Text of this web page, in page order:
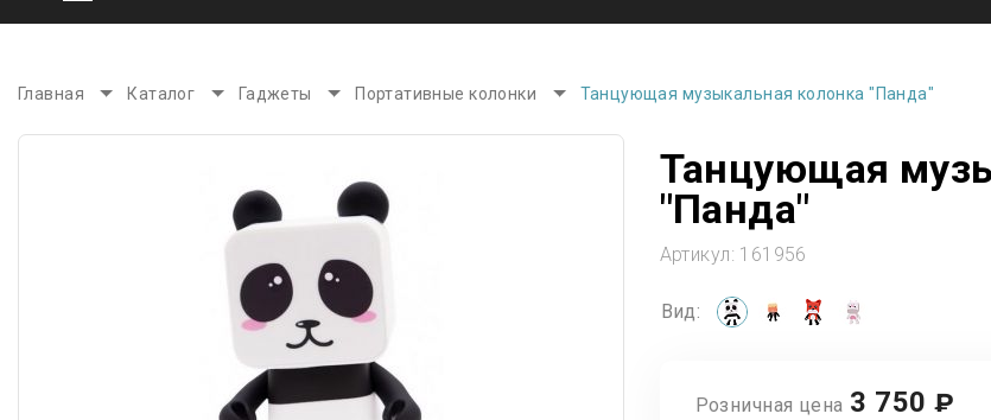
Главная Каталог Гаджеты Портативные колонки Танцующая музыкальная колонка "Панда"
Танцующая
"Панда"
Артикул: 161956
Вид:
Розничная цена 3 750 ₽